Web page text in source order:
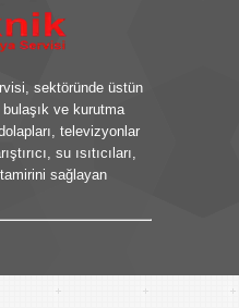
sektöründe üstün
ve kurutma
televizyonlar
su ısıtıcıları,
sağlayan